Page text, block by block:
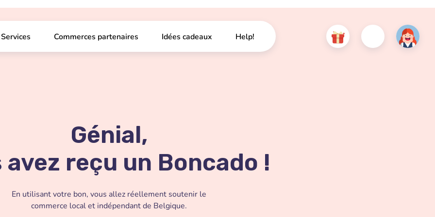
Services Commerces partenaires Idées cadeaux Help!
Génial,
avez reçu un Boncado !
En utilisant votre bon, vous allez réellement soutenir le
commerce local et indépendant de Belgique.